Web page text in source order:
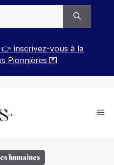
inscrivez-vous à la
Pionnières 💌
humaines